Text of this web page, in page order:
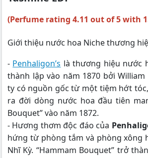
(Perfume rating 4.11 out of 5 with
Giới thiệu nước hoa Niche thương
- Penhaligon’s là thương hiệu nước
thành lập vào năm 1870 bởi William
ty có nguồn gốc từ một tiệm hớt tóc,
ra đời dòng nước hoa đầu tiên
Bouquet” vào năm 1872.
- Hương thơm độc đáo của
hứng từ phòng tắm và phòng xông
Nhĩ Kỳ. “Hammam Bouquet” trở